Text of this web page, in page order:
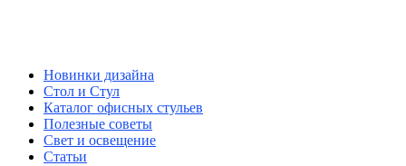
Новинки дизайна
Стол и Стул
Каталог офисных стульев
Полезные советы
Свет и освещение
Статьи